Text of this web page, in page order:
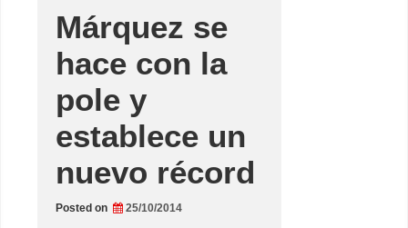
Márquez se
hace con la
pole y
establece un
nuevo récord
Posted on 25/10/2014